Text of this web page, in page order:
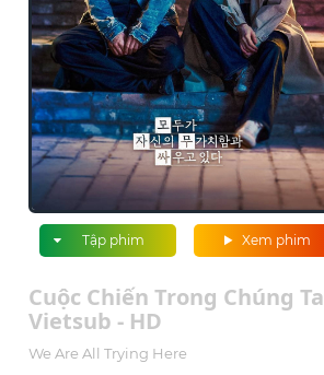
Xem phim
Tập phim
Cuộc Chiến Trong Chúng Ta
Vietsub - HD
We Are All Trying Here